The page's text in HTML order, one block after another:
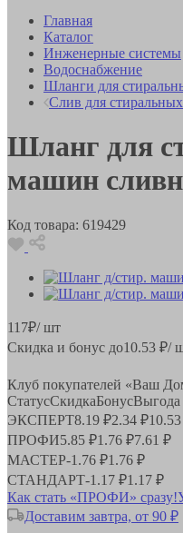
Главная
Каталог
Инженерные системы
Водоснабжение
Шланги для
Слив для
Шланг для
машин
Код товара: 619429
117₽/ шт
Скидка и бонус до10.53 ₽/
Клуб покупателей «Ваш
СтатусСкидкаБонусВыгода
ЭКСПЕРТ8.19 ₽2.34 ₽
ПРОФИ5.85 ₽1.76 ₽7.61 ₽
МАСТЕР-1.76 ₽1.76 ₽
СТАНДАРТ-1.17 ₽1.17 ₽
Как стать «ПРОФИ» сразу!
Доставим завтра, от 90 ₽